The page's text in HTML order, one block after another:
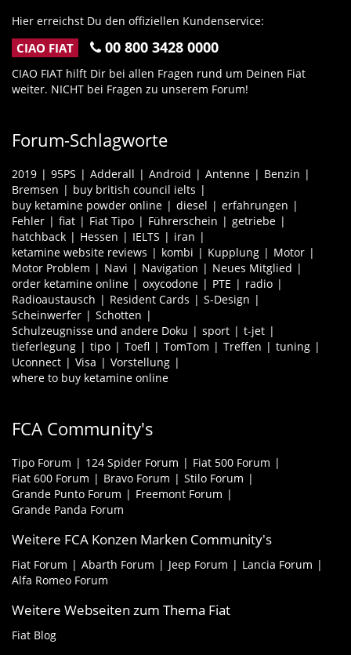
Hier erreichst Du den offiziellen Kundenservice:
CIAO FIAT 00 800 3428 0000
CIAO FIAT hilft Dir bei allen Fragen rund um Deinen Fiat
weiter. NICHT bei Fragen zu unserem Forum!
Forum-Schlagworte
2019 95PS Adderall Android Antenne
Benzin
Bremsen
buy british council ielts
buy ketamine powder online
diesel
erfahrungen
Fehler
fiat Fiat Tipo Führerschein
getriebe
hatchback
Hessen IELTS
iran
ketamine website reviews
kombi Kupplung
Motor
Motor Problem
Navi Navigation
Neues Mitglied
order ketamine online
oxycodone PTE
radio
Radioaustausch
Resident Cards
S-Design
Scheinwerfer
Schotten
Schulzeugnisse und andere Doku
sport
t-jet
tieferlegung
tipo Toefl TomTom Treffen
tuning
Uconnect
Visa
Vorstellung
where to buy ketamine online
FCA Community's
Tipo Forum 124 Spider Forum
Fiat 500 Forum
Fiat 600 Forum
Bravo Forum
Stilo Forum
Grande Punto Forum
Freemont Forum
Grande Panda Forum
Weitere FCA Konzen Marken Community's
Fiat Forum Abarth Forum Jeep Forum
Lancia Forum
Alfa Romeo Forum
Weitere Webseiten zum Thema Fiat
Fiat Blog